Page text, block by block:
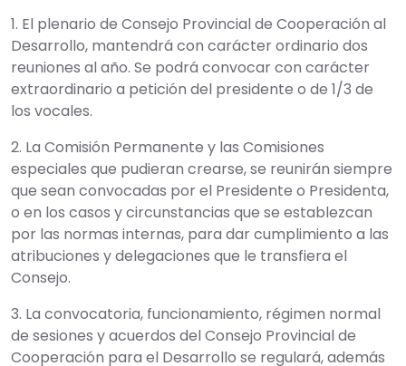
1. El plenario de Consejo Provincial de Cooperación al
Desarrollo, mantendrá con carácter ordinario dos
reuniones al año. Se podrá convocar con carácter
extraordinario a petición del presidente o de 1/3 de
los vocales.
2. La Comisión Permanente y las Comisiones
especiales que pudieran crearse, se reunirán siempre
que sean convocadas por el Presidente o Presidenta,
o en los casos y circunstancias que se establezcan
por las normas internas, para dar cumplimiento a las
atribuciones y delegaciones que le transfiera el
Consejo.
3. La convocatoria, funcionamiento, régimen normal
de sesiones y acuerdos del Consejo Provincial de
Cooperación para el Desarrollo se regulará, además